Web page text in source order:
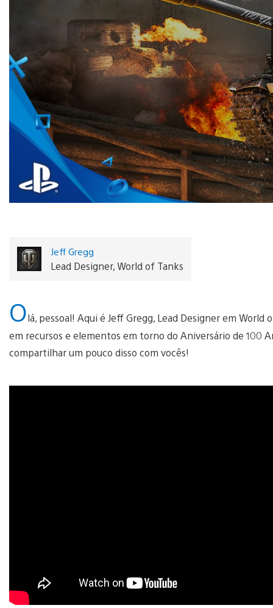
Jeff Gregg
Lead Designer, World of Tanks
Olá, pessoal! Aqui é Jeff Gregg, Lead Designer em World
em recursos e elementos em torno do Aniversário de 100
compartilhar um pouco disso com vocês!